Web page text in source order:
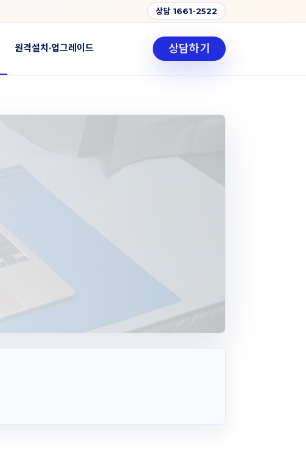
상담 1661-2522
원격설치·업그레이드 상담하기